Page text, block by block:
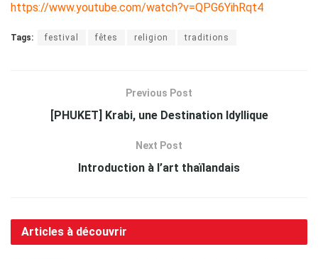
https://www.youtube.com/watch?v=QPG6YihRqt4
Tags: festival fêtes religion traditions
Previous Post
[PHUKET] Krabi, une Destination Idyllique
Next Post
Introduction à l’art thaïlandais
Articles à découvrir